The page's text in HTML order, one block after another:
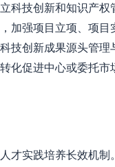
科技创新和知识产
加强项目立项、项
技创新成果源头管
化促进中心或委托市
才实践培养长效机